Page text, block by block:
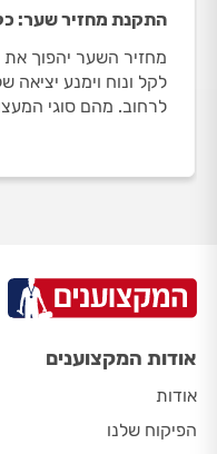
התקנת מחזיר שער:
מחזיר השער יהפוך
לקל ונוח וימנע יציאה
לרחוב. מהם סוגי
לאורך זמן? כל
אודות המקצוענים
אודות
הפיקוח שלנו